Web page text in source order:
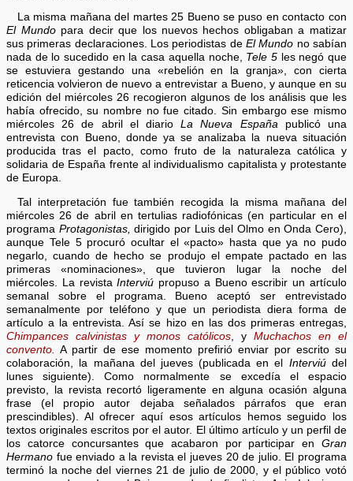
La misma mañana del martes 25 Bueno se puso en contacto con
El Mundopara decir que los nuevos hechos obligaban a matizar
sus primeras declaraciones. Los periodistas de El Mundo no sabían
nada de lo sucedido en la casa aquella noche, Tele 5les negó que
se estuviera gestando una «rebelión en la granja», con cierta
reticencia volvieron de nuevo a entrevistar a Bueno, y aunque en su
edición del miércoles 26 recogieron algunos de los análisis que les
había ofrecido, su nombre no fue citado. Sin embargo ese mismo
miércoles 26 de abril el diarioLa Nueva Españapublicó una
entrevista con Bueno, donde ya se analizaba la nueva situación
producida tras el pacto, como fruto de la naturaleza católica y
solidaria de España frente al individualismo capitalista y protestante
de Europa.
Tal interpretación fue también recogida la misma mañana del
miércoles 26 de abril en tertulias radiofónicas (en particular en el
programa Protagonistas, dirigido por Luis del Olmo en Onda Cero),
aunque Tele 5 procuró ocultar el «pacto» hasta que ya no pudo
negarlo, cuando de hecho se produjo el empate pactado en las
primeras «nominaciones», que tuvieron lugar la noche del
miércoles. La revistaInterviú propuso a Bueno escribir un artículo
semanal sobre el programa. Bueno aceptó ser entrevistado
semanalmente por teléfono y que un periodista diera forma de
artículo a la entrevista. Así se hizo en las dos primeras entregas,
Chimpances calvinistas y monos católicos , y Muchachos en el
convento.
A partir de ese momento prefirió enviar por escrito su
colaboración, la mañana del jueves (publicada en el Interviúdel
lunes siguiente). Como normalmente se excedía el espacio
previsto, la revista recortó ligeramente en alguna ocasión alguna
frase (el propio autor dejaba señalados párrafos que eran
prescindibles). Al ofrecer aquí esos artículos hemos seguido los
textos originales escritos por el autor. El último artículo y un perfil de
los catorce concursantes que acabaron por participar en Gran
Hermano fue enviado a la revista el jueves 20 de julio. El programa
terminó la noche del viernes 21 de julio de 2000, y el público votó